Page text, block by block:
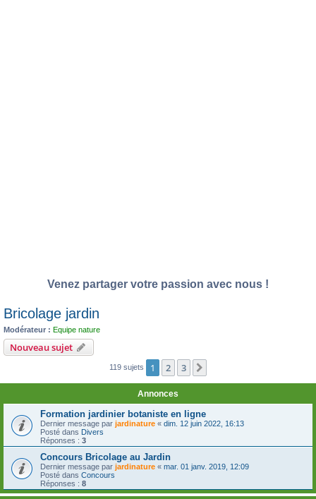
Venez partager votre passion avec nous !
Bricolage jardin
Modérateur : Equipe nature
Nouveau sujet
119 sujets 1 2 3
Annonces
Formation jardinier botaniste en ligne
Dernier message par jardinature « dim. 12 juin 2022, 16:13
Posté dans Divers
Réponses : 3
Concours Bricolage au Jardin
Dernier message par jardinature « mar. 01 janv. 2019, 12:09
Posté dans Concours
Réponses : 8